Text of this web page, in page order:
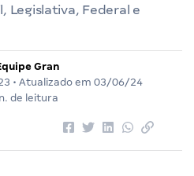
Legislativa, Federal e
Gran
• Atualizado em 03/06/24
de leitura